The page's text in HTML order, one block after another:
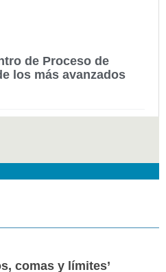
de Proceso de
los más avanzados
comas y límites’